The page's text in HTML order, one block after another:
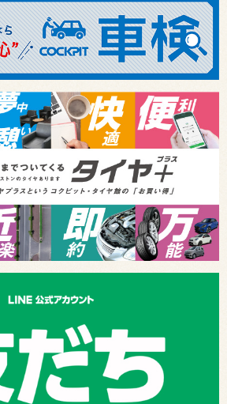
ご確認ください。